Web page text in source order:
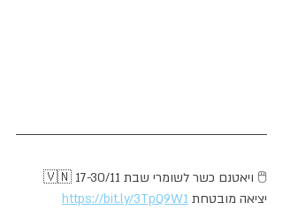
🇻🇳 17-30/11 ויאטנם כשר לשומרי שבת 🖱️
https://bit.ly/3TpQ9W1 יציאה מובטחת